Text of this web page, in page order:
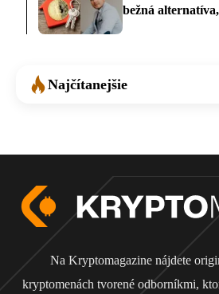
bežná
Najčítanejšie
Na Kryptomagazine nájdete
kryptomenách tvorené odborníkmi,